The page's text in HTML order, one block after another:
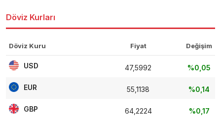
Döviz Kurları
Döviz Kuru Fiyat Değişim
USD 47,5992 %0,05
EUR 55,1138 %0,14
GBP 64,2224 %0,17